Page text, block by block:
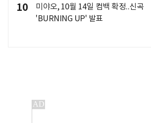
10
미야오, 10월 14일 컴백 확정..신곡
'BURNING UP' 발표